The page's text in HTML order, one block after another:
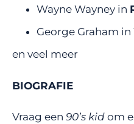
Wayne Wayney in
George Graham in
en veel meer
BIOGRAFIE
Vraag een 90’s kid om